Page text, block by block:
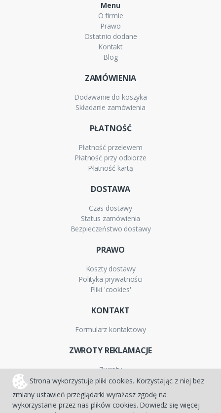
Strona wykorzystuje pliki cookies. Korzystając z niej bez
zmiany ustawień przeglądarki wyrażasz zgodę na
wykorzystanie przez nas plików cookies. Dowiedz się więcej
Menu
O firmie
Prawo
Ostatnio dodane
Kontakt
Blog
ZAMÓWIENIA
Dodawanie do koszyka
Składanie zamówienia
PŁATNOŚĆ
Płatność przelewem
Płatność przy odbiorze
Płatność kartą
DOSTAWA
Czas dostawy
Status zamówienia
Bezpieczeństwo dostawy
PRAWO
Koszty dostawy
Polityka prywatności
Pliki 'cookies'
KONTAKT
Formularz kontaktowy
ZWROTY REKLAMACJE
Zwroty
Reklamacje
Gwarancja